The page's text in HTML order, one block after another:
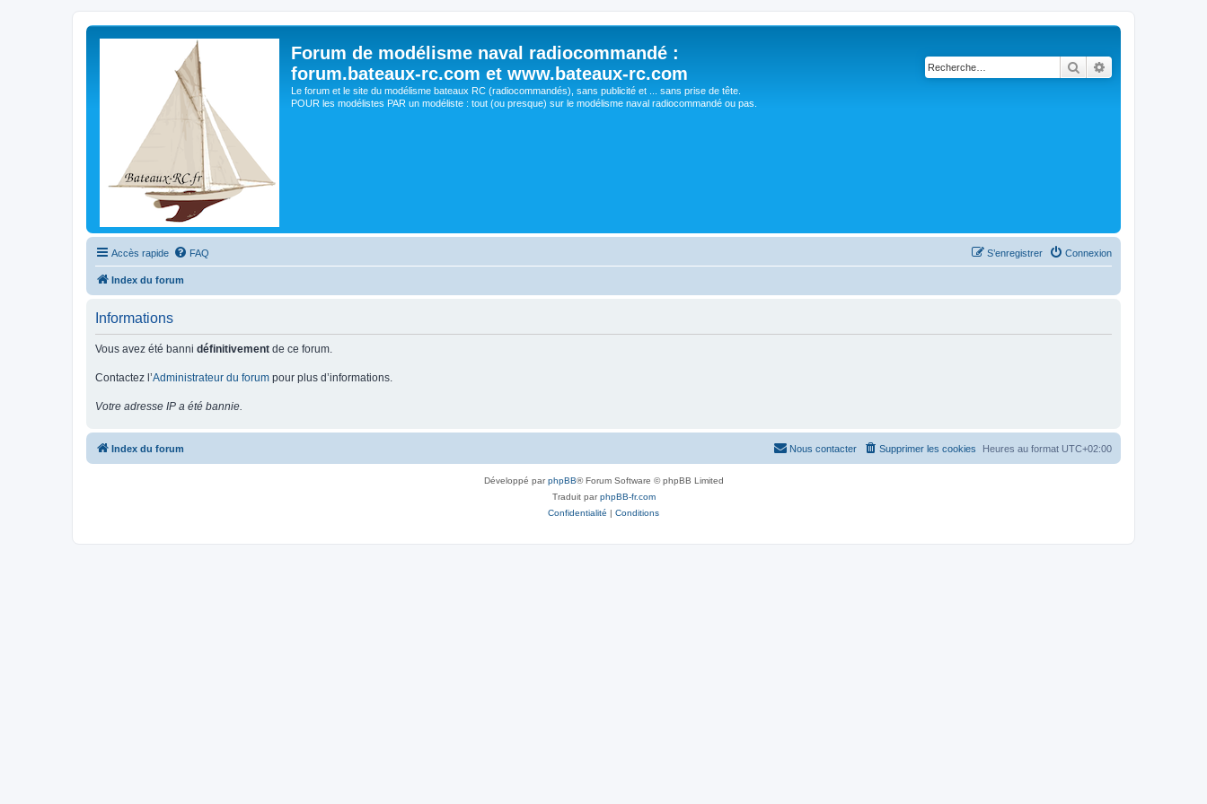
Forum de modélisme naval radiocommandé :
forum.bateaux-rc.com et www.bateaux-rc.com
Le forum et le site du modélisme bateaux RC (radiocommandés), sans publicité et ... sans prise de tête.
POUR les modélistes PAR un modéliste : tout (ou presque) sur le modélisme naval radiocommandé ou pas.
Rechercher
Accès rapide FAQ Connexion
S’enregistrer
Index du forum
Informations
Vous avez été banni définitivement de ce forum.
Contactez l’Administrateur du forum pour plus d’informations.
Votre adresse IP a été bannie.
Index du forum Heures au format UTC+02:00
Supprimer les cookies
Nous contacter
Développé parphpBB® Forum Software © phpBB Limited
Traduit parphpBB-fr.com
Confidentialité | Conditions